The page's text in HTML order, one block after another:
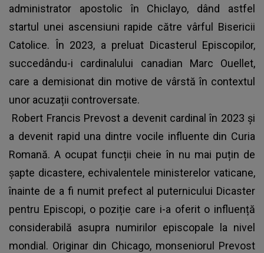
administrator apostolic în Chiclayo, dând astfel
startul unei ascensiuni rapide către vârful Bisericii
Catolice. În 2023, a preluat Dicasterul Episcopilor,
succedându-i cardinalului canadian Marc Ouellet,
care a demisionat din motive de vârstă în contextul
unor acuzații controversate.
Robert Francis Prevost a devenit cardinal în 2023 și
a devenit rapid una dintre vocile influente din Curia
Romană. A ocupat funcții cheie în nu mai puțin de
șapte dicastere, echivalentele ministerelor vaticane,
înainte de a fi numit prefect al puternicului Dicaster
pentru Episcopi, o poziție care i-a oferit o influență
considerabilă asupra numirilor episcopale la nivel
mondial. Originar din Chicago, monseniorul Prevost